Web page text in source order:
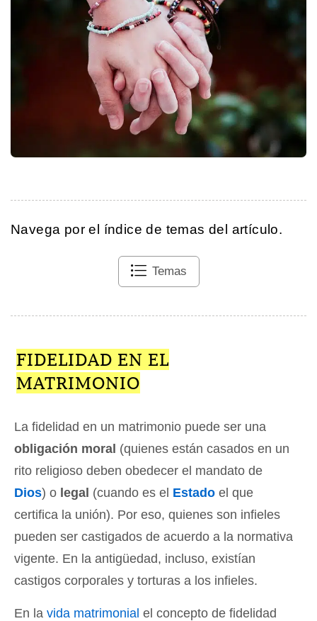
Navega por el índice de temas del artículo.
Temas
FIDELIDAD EN EL
MATRIMONIO
La fidelidad en un matrimonio puede ser una
obligación moral (quienes están casados en un
rito religioso deben obedecer el mandato de
Dios) o legal (cuando es el Estado el que
certifica la unión). Por eso, quienes son infieles
pueden ser castigados de acuerdo a la normativa
vigente. En la antigüedad, incluso, existían
castigos corporales y torturas a los infieles.
En la vida matrimonial el concepto de fidelidad